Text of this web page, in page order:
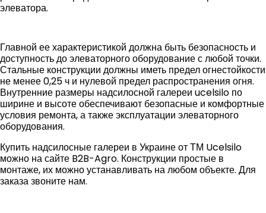
элеватора.
Главной ее характеристикой должна быть безопасность и
доступность до элеваторного оборудование с любой точки.
Стальные конструкции должны иметь предел огнестойкости
не менее 0,25 ч и нулевой предел распространения огня.
Внутренние размеры надсилосной галереи ucelsilo по
ширине и высоте обеспечивают безопасные и комфортные
условия ремонта, а также эксплуатации элеваторного
оборудования.
Купить надсилосные галереи в Украине от ТМ Ucelsilo
можно на сайте B2B-Agro. Конструкции простые в
монтаже, их можно устанавливать на любом объекте. Для
заказа звоните нам.